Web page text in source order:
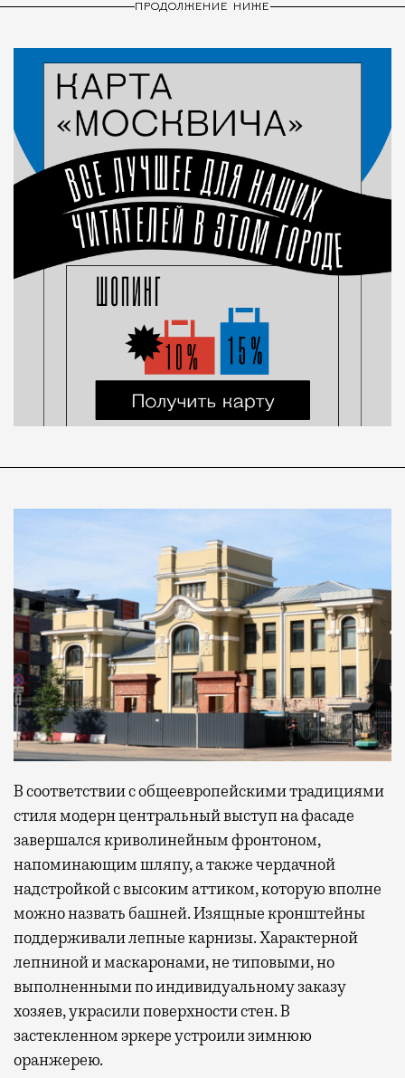
ПРОДОЛЖЕНИЕ НИЖЕ
В соответствии с общеевропейскими традициями
стиля модерн центральный выступ на фасаде
завершался криволинейным фронтоном,
напоминающим шляпу, а также чердачной
надстройкой с высоким аттиком, которую вполне
можно назвать башней. Изящные кронштейны
поддерживали лепные карнизы. Характерной
лепниной и маскаронами, не типовыми, но
выполненными по индивидуальному заказу
хозяев, украсили поверхности стен. В
застекленном эркере устроили зимнюю
оранжерею.